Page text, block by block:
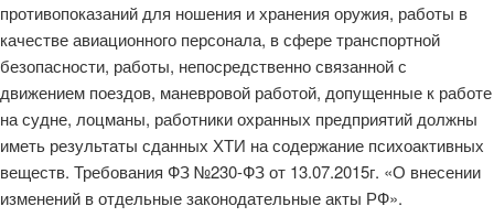
противопоказаний для ношения и хранения оружия, работы в
качестве авиационного персонала, в сфере транспортной
безопасности, работы, непосредственно связанной с
движением поездов, маневровой работой, допущенные к работе
на судне, лоцманы, работники охранных предприятий должны
иметь результаты сданных ХТИ на содержание психоактивных
веществ. Требования ФЗ №230-ФЗ от 13.07.2015г. «О внесении
изменений в отдельные законодательные акты РФ».